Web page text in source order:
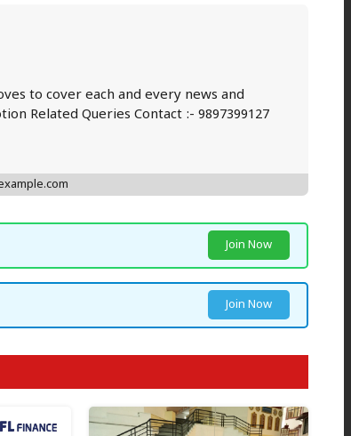
to cover each and every news and
Related Queries Contact :- 9897399127
Join Now
Join Now